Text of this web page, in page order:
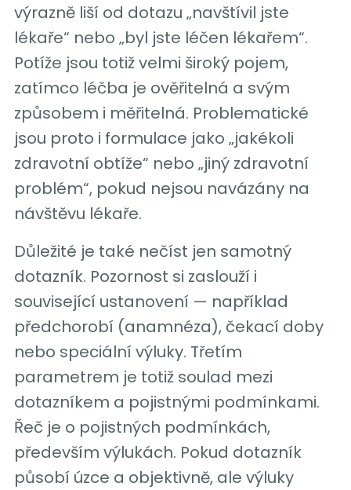
výrazně liší od dotazu „navštívil jste
lékaře“ nebo „byl jste léčen lékařem“.
Potíže jsou totiž velmi široký pojem,
zatímco léčba je ověřitelná a svým
způsobem i měřitelná. Problematické
jsou proto i formulace jako „jakékoli
zdravotní obtíže“ nebo „jiný zdravotní
problém“, pokud nejsou navázány na
návštěvu lékaře.
Důležité je také nečíst jen samotný
dotazník. Pozornost si zaslouží i
související ustanovení — například
předchorobí (anamnéza), čekací doby
nebo speciální výluky. Třetím
parametrem je totiž soulad mezi
dotazníkem a pojistnými podmínkami.
Řeč je o pojistných podmínkách,
především výlukách. Pokud dotazník
působí úzce a objektivně, ale výluky